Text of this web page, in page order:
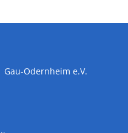
Odernheim e.V.